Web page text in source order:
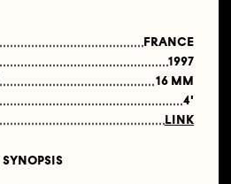
FRANCE
1997
16 MM
4'
LINK
SYNOPSIS